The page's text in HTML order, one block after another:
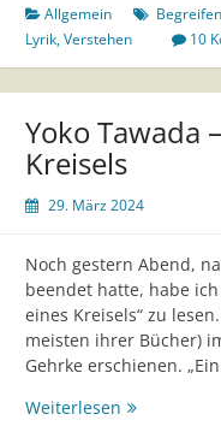
in
einer
Schulklasse
Allgemein Begreifen
Lyrik,Verstehen 10
Yoko Tawada
Kreisels
29. März 2024
Noch gestern Abend,
beendet hatte, habe
eines Kreisels“ zu
meisten ihrer Bücher)
Gehrke erschienen.
Weiterlesen Yoko